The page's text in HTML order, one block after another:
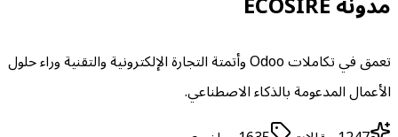
تعمق في تكاملات Odoo وأتمتة التجارة الإلكترونية والتقنية وراء حلول
الأعمال المدعومة بالذكاء الاصطناعي.